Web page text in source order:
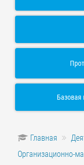
Главная
Организационно-